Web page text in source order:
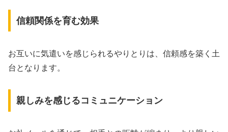
信頼関係を育む効果
お互いに気遣いを感じられるやりとりは、信頼感を築く土
台となります。
親しみを感じるコミュニケーション